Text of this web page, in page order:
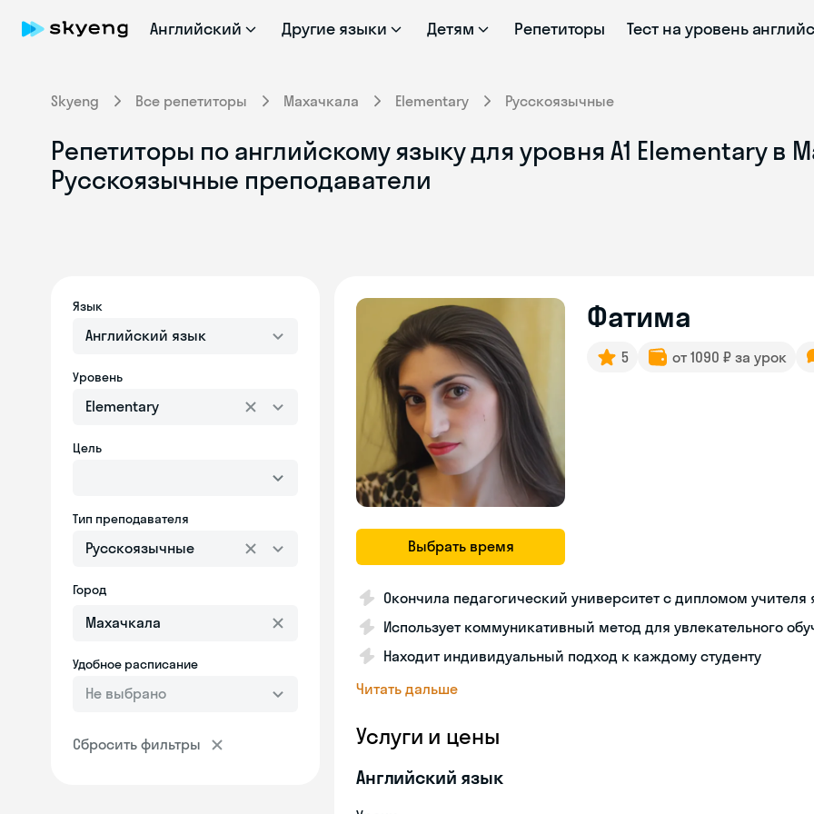
Английский Другие языки Детям Репетиторы Тест на уровень
Skyeng Все репетиторы Махачкала Elementary Русскоязычные
Репетиторы по английскому языку для уровня A1 Elementary в
Русскоязычные преподаватели
Язык
Английский язык
Уровень
Elementary
Цель
Тип преподавателя
Русскоязычные
Город
Удобное расписание
Не выбрано
Сбросить фильтры
Выбрать время
Фатима
5 от 1090 ₽ за урок
Окончила педагогический университет с дипломом учителя
Использует коммуникативный метод для увлекательного
Находит индивидуальный подход к каждому студенту
Читать дальше
Услуги и цены
Английский язык